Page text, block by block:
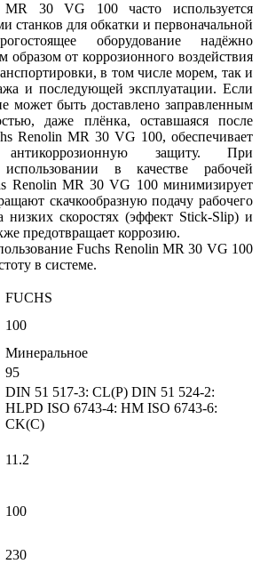
MR 30 VG 100 часто используется
станков для обкатки и первоначальной
оборудование надёжно
образом от коррозионного воздействия
в том числе морем, так и
и последующей эксплуатации. Если
может быть доставлено заправленным
даже плёнка, оставшаяся после
Renolin MR 30 VG 100, обеспечивает
антикоррозионную защиту. При
в качестве рабочей
Renolin MR 30 VG 100 минимизирует
скачкообразную подачу рабочего
низких скоростях (эффект Stick-Slip) и
предотвращает коррозию.
Fuchs Renolin MR 30 VG 100
в системе.
FUCHS
100
Минеральное
95
DIN 51 517-3: CL(P) DIN 51 524-2:
HLPD ISO 6743-4: HM ISO 6743-6:
CK(C)
11.2
100
230